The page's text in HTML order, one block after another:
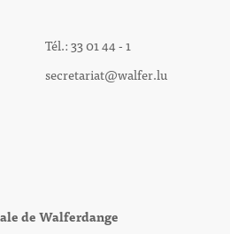
Tél.: 33 01 44 - 1
secretariat@walfer.lu
de Walferdange